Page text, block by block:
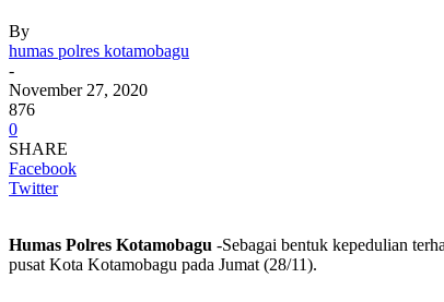
By
humas polres kotamobagu
-
November 27, 2020
876
0
SHARE
Facebook
Twitter
Humas Polres Kotamobagu -Sebagai bentuk kepedulian
pusat Kota Kotamobagu pada Jumat (28/11).